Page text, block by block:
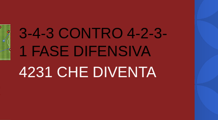
3-4-3 CONTRO 4-2-3-
1 FASE DIFENSIVA
4231 CHE DIVENTA